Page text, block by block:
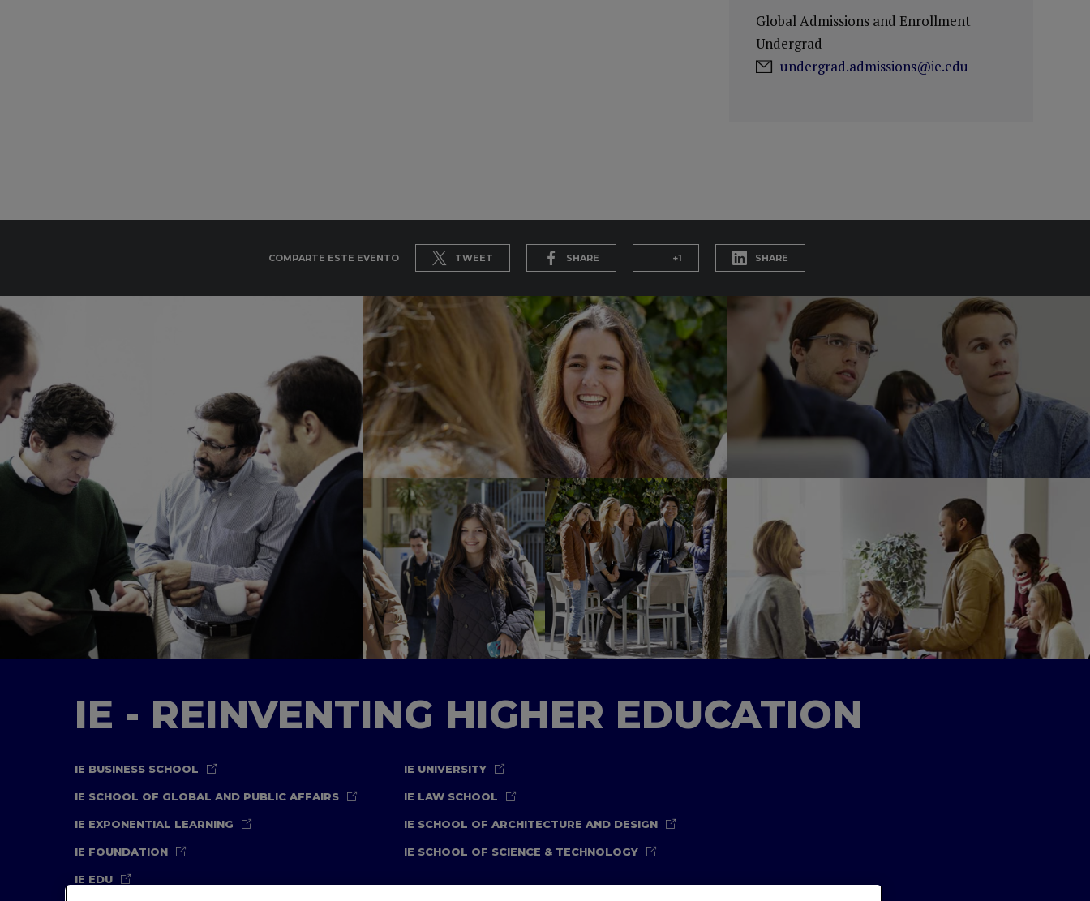
Global Admissions and Enrollment
Undergrad
undergrad.admissions@ie.edu
COMPARTE ESTE EVENTO TWEET SHARE +1 SHARE
IE - REINVENTING HIGHER EDUCATION
IE BUSINESS SCHOOL IE UNIVERSITY
IE SCHOOL OF GLOBAL AND PUBLIC AFFAIRS IE LAW SCHOOL
IE EXPONENTIAL LEARNING IE SCHOOL OF ARCHITECTURE AND DESIGN
IE FOUNDATION IE SCHOOL OF SCIENCE & TECHNOLOGY
IE EDU